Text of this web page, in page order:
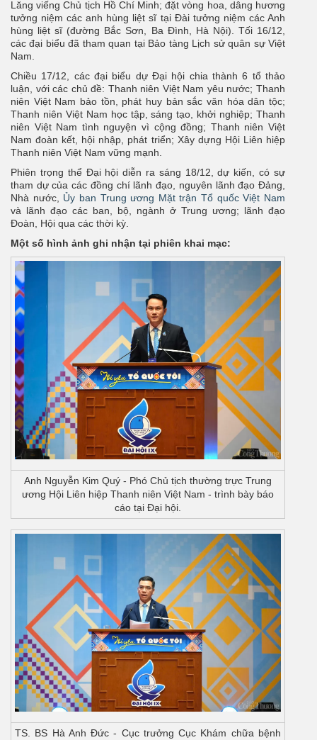
Lăng viếng Chủ tịch Hồ Chí Minh; đặt vòng hoa, dâng hương
tưởng niệm các anh hùng liệt sĩ tại Đài tưởng niệm các Anh
hùng liệt sĩ (đường Bắc Sơn, Ba Đình, Hà Nội). Tối 16/12,
các đại biểu đã tham quan tại Bảo tàng Lịch sử quân sự Việt
Nam.
Chiều 17/12, các đại biểu dự Đại hội chia thành 6 tổ thảo
luận, với các chủ đề: Thanh niên Việt Nam yêu nước; Thanh
niên Việt Nam bảo tồn, phát huy bản sắc văn hóa dân tộc;
Thanh niên Việt Nam học tập, sáng tạo, khởi nghiệp; Thanh
niên Việt Nam tình nguyện vì cộng đồng; Thanh niên Việt
Nam đoàn kết, hội nhập, phát triển; Xây dựng Hội Liên hiệp
Thanh niên Việt Nam vững mạnh.
Phiên trọng thể Đại hội diễn ra sáng 18/12, dự kiến, có sự
tham dự của các đồng chí lãnh đạo, nguyên lãnh đạo Đảng,
Nhà nước, Ủy ban Trung ương Mặt trận Tổ quốc Việt Nam
và lãnh đạo các ban, bộ, ngành ở Trung ương; lãnh đạo
Đoàn, Hội qua các thời kỳ.
Một số hình ảnh ghi nhận tại phiên khai mạc:
Anh Nguyễn Kim Quý - Phó Chủ tịch thường trực Trung
ương Hội Liên hiệp Thanh niên Việt Nam - trình bày báo
cáo tại Đại hội.
TS. BS Hà Anh Đức - Cục trưởng Cục Khám chữa bệnh